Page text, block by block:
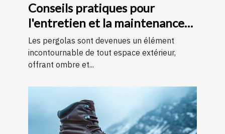
Conseils pratiques pour
l'entretien et la maintenance
des pergolas
Les pergolas sont devenues un élément
incontournable de tout espace extérieur,
offrant ombre et...